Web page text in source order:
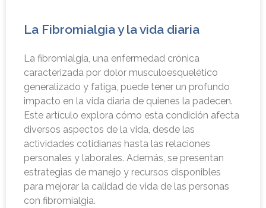
La Fibromialgia y la vida diaria
La fibromialgia, una enfermedad crónica
caracterizada por dolor musculoesquelético
generalizado y fatiga, puede tener un profundo
impacto en la vida diaria de quienes la padecen.
Este artículo explora cómo esta condición afecta
diversos aspectos de la vida, desde las
actividades cotidianas hasta las relaciones
personales y laborales. Además, se presentan
estrategias de manejo y recursos disponibles
para mejorar la calidad de vida de las personas
con fibromialgia.